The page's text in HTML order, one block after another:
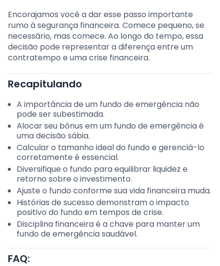
Encorajamos você a dar esse passo importante
rumo à segurança financeira. Comece pequeno, se
necessário, mas comece. Ao longo do tempo, essa
decisão pode representar a diferença entre um
contratempo e uma crise financeira.
Recapitulando
A importância de um fundo de emergência não
pode ser subestimada.
Alocar seu bônus em um fundo de emergência é
uma decisão sábia.
Calcular o tamanho ideal do fundo e gerenciá-lo
corretamente é essencial.
Diversifique o fundo para equilibrar liquidez e
retorno sobre o investimento.
Ajuste o fundo conforme sua vida financeira muda.
Histórias de sucesso demonstram o impacto
positivo do fundo em tempos de crise.
Disciplina financeira é a chave para manter um
fundo de emergência saudável.
FAQ: